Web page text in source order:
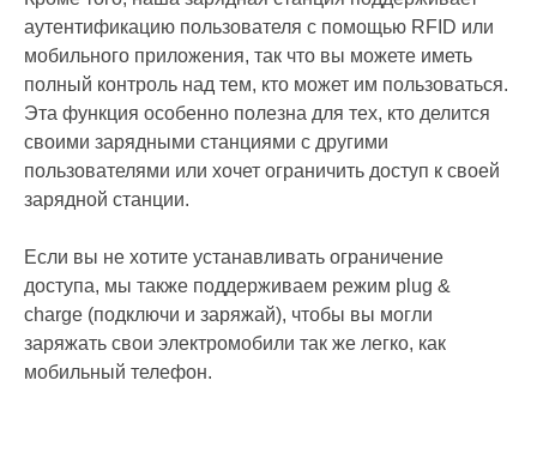
аутентификацию пользователя с помощью RFID или
мобильного приложения, так что вы можете иметь
полный контроль над тем, кто может им пользоваться.
Эта функция особенно полезна для тех, кто делится
своими зарядными станциями с другими
пользователями или хочет ограничить доступ к своей
зарядной станции.
Если вы не хотите устанавливать ограничение
доступа, мы также поддерживаем режим plug &
charge (подключи и заряжай), чтобы вы могли
заряжать свои электромобили так же легко, как
мобильный телефон.